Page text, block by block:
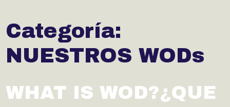
Categoría:
NUESTROS WODs
WHAT IS WOD?¿QUE